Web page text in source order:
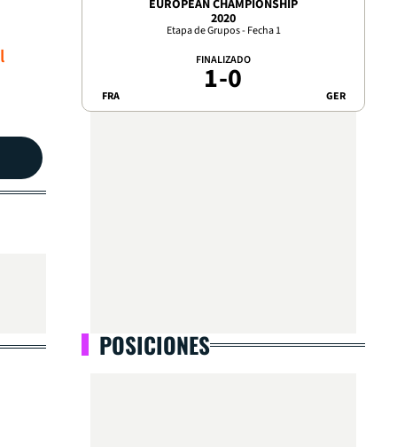
EUROPEAN CHAMPIONSHIP
2020
Etapa de Grupos - Fecha 1
FRA
FINALIZADO
1-0 GER
POSICIONES